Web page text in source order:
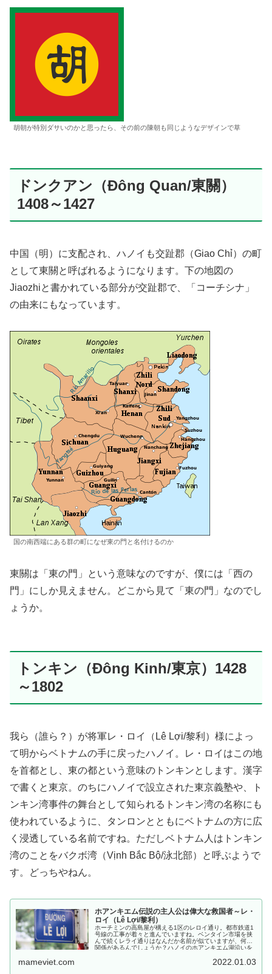
胡朝が特別ダサいのかと思ったら、その前の陳朝も同じようなデザインで草
ドンクアン（Đông Quan/東關）
1408～1427
中国（明）に支配され、ハノイも交趾郡（Giao Chỉ）の町
として東關と呼ばれるようになります。下の地図の
Jiaozhiと書かれている部分が交趾郡で、「コーチシナ」
の由来にもなっています。
国の南西端にある群の町になぜ東の門と名付けるのか
東關は「東の門」という意味なのですが、僕には「西の
門」にしか見えません。どこから見て「東の門」なのでし
ょうか。
トンキン（Đông Kinh/東京）1428
～1802
我ら（誰ら？）が将軍レ・ロイ（Lê Lợi/黎利）様によっ
て明からベトナムの手に戻ったハノイ。レ・ロイはこの地
を首都とし、東の都という意味のトンキンとします。漢字
で書くと東京。のちにハノイで設立された東京義塾や、ト
ンキン湾事件の舞台として知られるトンキン湾の名称にも
使われているように、タンロンとともにベトナムの方に広
く浸透している名前ですね。ただしベトナム人はトンキン
湾のことをバクボ湾（Vịnh Bắc Bộ/泳北部）と呼ぶようで
す。どっちやねん。
ホアンキエム伝説の主人公は偉大な救国者～レ・
ロイ（Lê Lợi/黎利）
ホーチミンの高島屋が構える1区のレロイ通り。都市鉄道1
号線の工事が着々と進んでいますね。ベンタイン市場を挟
んで続くレライ通りはなんだか名前が似ていますが、何か
関係があるんでしょうか？ハノイのホアンキエム湖沿いを
mameviet.com 2022.01.03